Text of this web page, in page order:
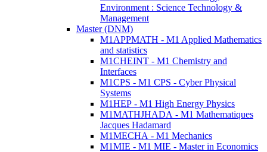
Environment : Science Technology &
Management
Master (DNM)
M1APPMATH - M1 Applied Mathematics
and statistics
M1CHEINT - M1 Chemistry and
Interfaces
M1CPS - M1 CPS - Cyber Physical
Systems
M1HEP - M1 High Energy Physics
M1MATHJHADA - M1 Mathematiques
Jacques Hadamard
M1MECHA - M1 Mechanics
M1MIE - M1 MIE - Master in Economics